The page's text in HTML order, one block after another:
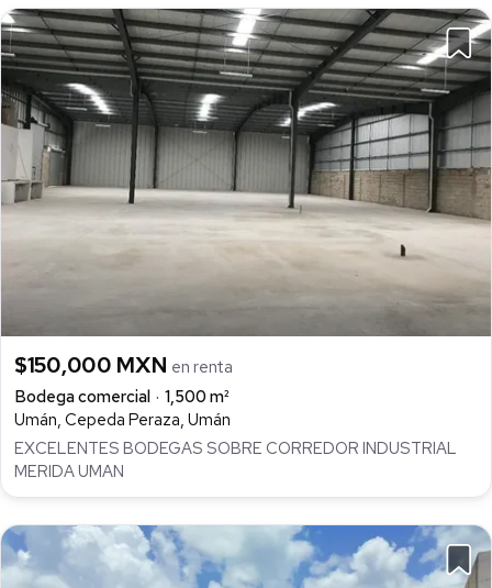
$150,000 MXN en renta
Bodega comercial
1,500 m²
Umán, Cepeda Peraza, Umán
EXCELENTES BODEGAS SOBRE CORREDOR INDUSTRIAL
MERIDA UMAN